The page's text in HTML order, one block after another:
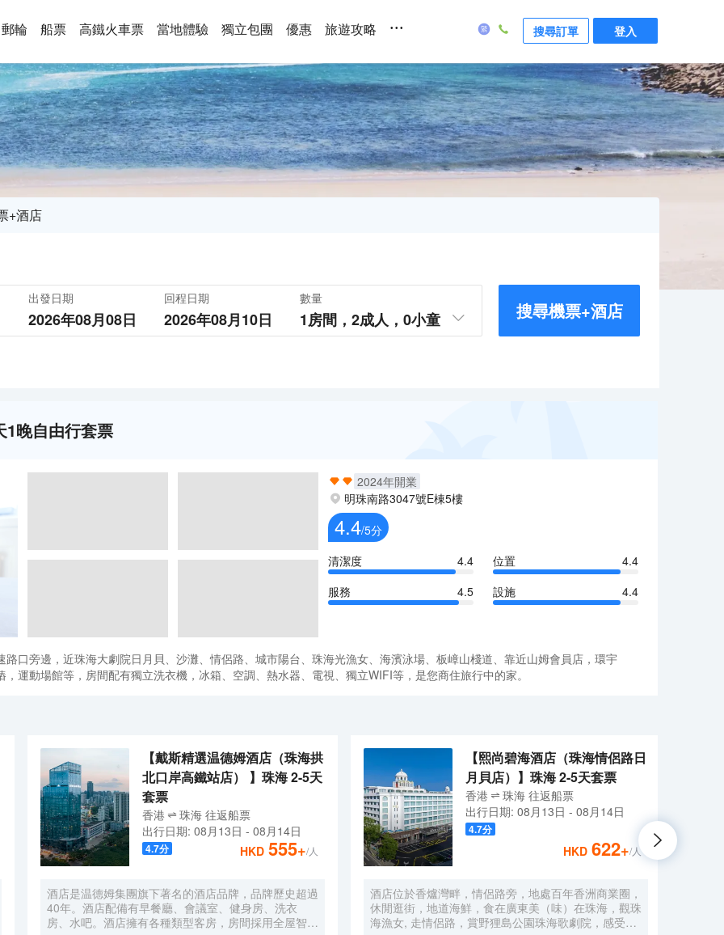
郵輪 船票 高鐵火車票 當地體驗 獨立包團 優惠 旅遊攻略 ... 搜尋訂單 登入
+酒店
出發日期
2026年08月08日
回程日期
2026年08月10日
數量
1房間， 2成人， 0小童 搜尋機票+酒店
1晚自由行套票
2024年開業
明珠南路3047號E棟5樓
4.4/5分
清潔度
4.4 位置
4.4
服務
4.5 設施 4.4
口旁邊，近珠海大劇院日月貝、沙灘、情侶路、城市陽台、珠海光漁女、海濱泳場、板嶂山棧道、靠近山姆會員店，環宇
運動場館等，房間配有獨立洗衣機，冰箱、空調、熱水器、電視、獨立WIFI等，是您商住旅行中的家。
【戴斯精選温德姆酒店（珠海拱
北口岸高鐵站店） 】珠海 2-5天
套票
香港 珠海 往返船票
出行日期: 08月13日 - 08月14日
4.7分 HKD 555+/人
酒店是温德姆集團旗下著名的酒店品牌，品牌歷史超過
40年。酒店配備有早餐廳、會議室、健身房、洗衣
房、水吧。酒店擁有各種類型客房，房間採用全屋智能
【熙尚碧海酒店（珠海情侶路日
月貝店）】珠海 2-5天套票
香港 珠海 往返船票
出行日期: 08月13日 - 08月14日
4.7分
HKD 622+/人
酒店位於香爐灣畔，情侶路旁，地處百年香洲商業圈，
休閒逛街，地道海鮮，食在廣東美（味）在珠海，觀珠
海漁女, 走情侶路，賞野狸島公園珠海歌劇院，感受自